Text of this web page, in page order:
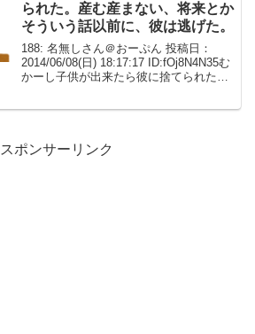
られた。産む産まない、将来とか
そういう話以前に、彼は逃げた。
188: 名無しさん＠おーぷん 投稿日：
2014/06/08(日) 18:17:17 ID:fOj8N4N35む
かーし子供が出来たら彼に捨てられた。
スポンサーリンク